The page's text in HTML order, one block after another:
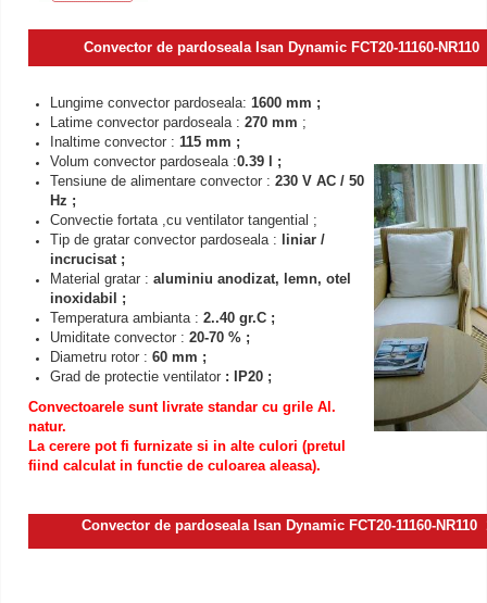
Convector de pardoseala Isan Dynamic FCT20-11160-
Lungime convector pardoseala: 1600 mm ;
Latime convector pardoseala : 270 mm ;
Inaltime convector : 115 mm ;
Volum convector pardoseala :0.39 l ;
Tensiune de alimentare convector : 230 V AC / 50
Hz ;
Convectie fortata ,cu ventilator tangential ;
Tip de gratar convector pardoseala :
liniar /
incrucisat ;
Material gratar : aluminiu anodizat, lemn, otel
inoxidabil ;
Temperatura ambianta : 2..40 gr.C ;
Umiditate convector : 20-70 % ;
Diametru rotor : 60 mm ;
Grad de protectie ventilator : IP20 ;
Convectoarele sunt livrate standar cu grile Al.
natur.
La cerere pot fi furnizate si in alte culori (pretul
fiind calculat in functie de culoarea aleasa).
Convector de pardoseala Isan Dynamic FCT20-11160-